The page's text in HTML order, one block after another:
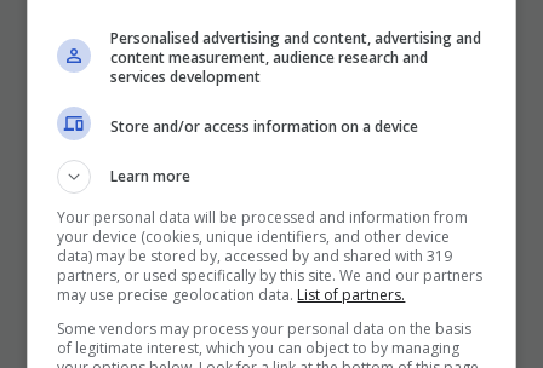
I Pro E I Contro Di Una Nuova Moda
Che Punta A Cambiare Il Tabacco
Per Sempre
Personalised advertising and content, advertising and
content measurement, audience research and
services development
Store and/or access information on a device
Learn more
Your personal data will be processed and information from
your device (cookies, unique identifiers, and other device
data) may be stored by, accessed by and shared with 319
partners, or used specifically by this site. We and our partners
may use precise geolocation data. List of partners.
Some vendors may process your personal data on the basis
of legitimate interest, which you can object to by managing